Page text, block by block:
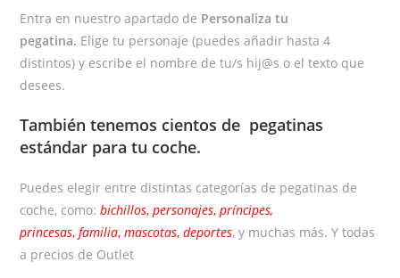
Entra en nuestro apartado de Personaliza tu
pegatina. Elige tu personaje (puedes añadir hasta 4
distintos) y escribe el nombre de tu/s hij@s o el texto que
desees.
También tenemos cientos de pegatinas
estándar para tu coche.
Puedes elegir entre distintas categorías de pegatinas de
coche, como:bichillos,personajes,príncipes,
princesas,familia,mascotas,deportes, y muchas más. Y todas
a precios de Outlet